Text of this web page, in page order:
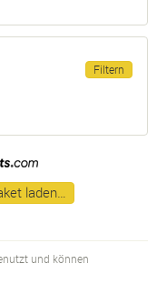
laden…
und können